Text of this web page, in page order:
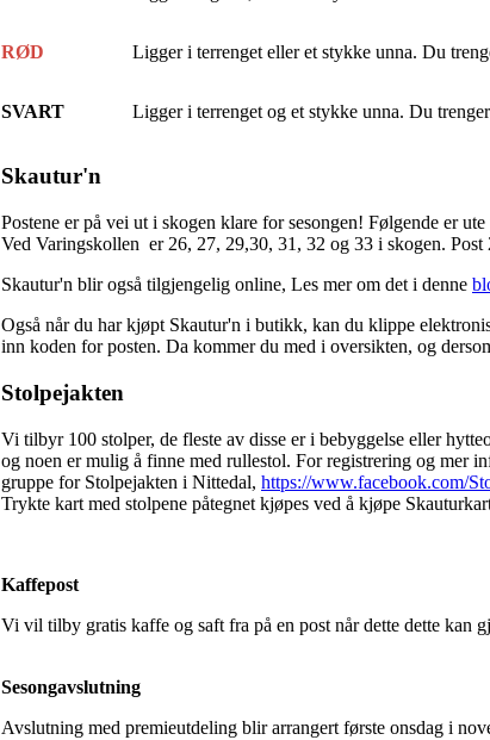
RØD Ligger i terrenget eller et stykke unna. Du
SVART Ligger i terrenget og et stykke unna. Du
Skautur'n
Postene er på vei ut i skogen klare for sesongen! Følgende er
Ved Varingskollen er 26, 27, 29,30, 31, 32 og 33 i skogen.
Skautur'n blir også tilgjengelig online, Les mer om det i denne
Også når du har kjøpt Skautur'n i butikk, kan du klippe
inn koden for posten. Da kommer du med i oversikten, og
Stolpejakten
Vi tilbyr 100 stolper, de fleste av disse er i bebyggelse eller
og noen er mulig å finne med rullestol. For registrering og mer
gruppe for Stolpejakten i Nittedal, https://www.facebook.com/
Trykte kart med stolpene påtegnet kjøpes ved å kjøpe
Kaffepost
Vi vil tilby gratis kaffe og saft fra på en post når dette dette kan
Sesongavslutning
Avslutning med premieutdeling blir arrangert første onsdag i